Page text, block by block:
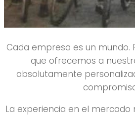
Cada empresa es un mundo.
que ofrecemos a
absolutamente
La experiencia en el